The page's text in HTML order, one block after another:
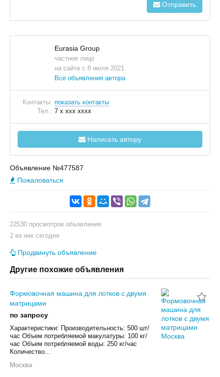
Отправить
Eurasia Group
частное лицо
на сайте с 8 июля 2021
Все объявления автора
Контакты: показать контакты
Тел.: 7 x xxx xxxx
Написать автору
Объявление №477587
Пожаловаться
22530 просмотров объявления
2 из них сегодня
Продвинуть объявление
Другие похожие объявления
Формовочная машина для лотков с двумя
матрицами
по запросу
Характеристики: Производительность: 500 шт/
час Объем потребляемой макулатуры: 100 кг/
час Объем потребляемой воды: 250 кг/час
Количество...
Москва